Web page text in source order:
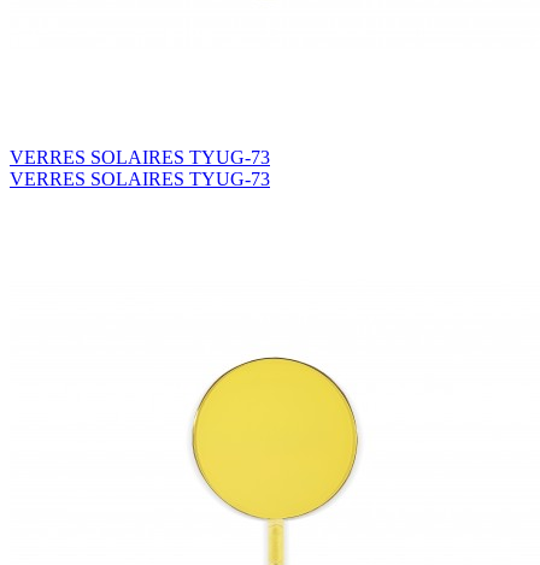
VERRES SOLAIRES TYUG-73
VERRES SOLAIRES TYUG-73